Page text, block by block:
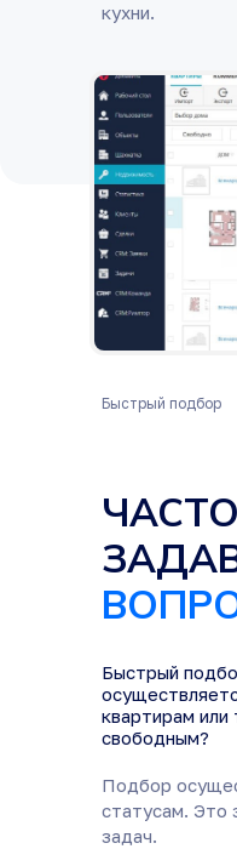
кухни.
Быстрый подбор
ЧАСТО
Быстрый
квартирам или
свободным?
Подбор
статусам. Это
задач.